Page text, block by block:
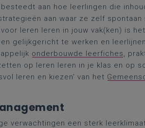
aan hoe leerlingen die
aan waar ze zelf
leren leren in jouw vak(ken) is
gelijkgericht te werken en
onderbouwde leerfiches,
op leren leren in je klas en op
leren en kiezen' van het
verwachtingen een sterk